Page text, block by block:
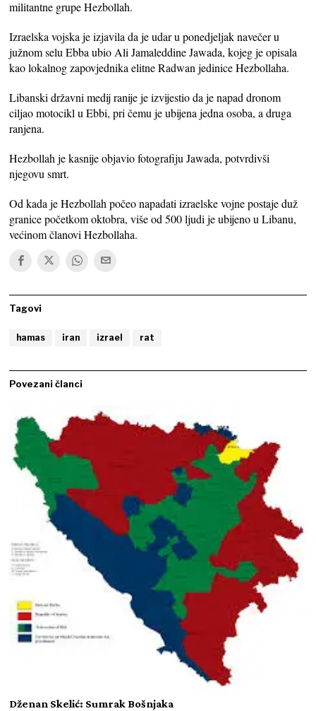
militantne grupe Hezbollah.
Izraelska vojska je izjavila da je udar u ponedjeljak navečer u
južnom selu Ebba ubio Ali Jamaleddine Jawada, kojeg je opisala
kao lokalnog zapovjednika elitne Radwan jedinice Hezbollaha.
Libanski državni medij ranije je izvijestio da je napad dronom
ciljao motocikl u Ebbi, pri čemu je ubijena jedna osoba, a druga
ranjena.
Hezbollah je kasnije objavio fotografiju Jawada, potvrdivši
njegovu smrt.
Od kada je Hezbollah počeo napadati izraelske vojne postaje duž
granice početkom oktobra, više od 500 ljudi je ubijeno u Libanu,
većinom članovi Hezbollaha.
Tagovi
hamas iran izrael rat
Povezani članci
Dženan Skelić: Sumrak Bošnjaka